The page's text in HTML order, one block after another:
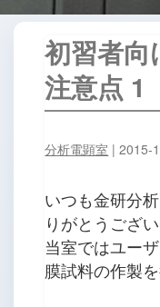
初習者向
注意点 1
分析電顕室 |2015-
いつも金研分
りがとうござい
当室ではユー
膜試料の作製